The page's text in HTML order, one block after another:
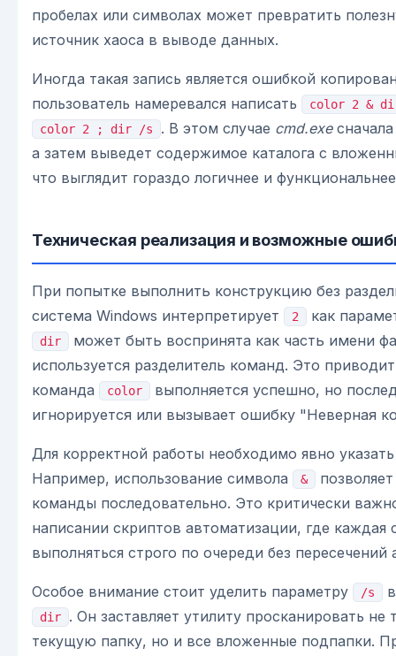
пробелах или символах может превратить
источник хаоса в выводе данных.
Иногда такая запись является ошибкой
пользователь намеревался написать
color 2 &
color 2 ; dir /s
. В этом случае cmd.exe
а затем выведет содержимое каталога с
что выглядит гораздо логичнее и
Техническая реализация и возможные
При попытке выполнить конструкцию без
система Windows интерпретирует
2 как
dir
может быть воспринята как часть имени
используется разделитель команд. Это
команда
color
выполняется успешно, но
игнорируется или вызывает ошибку "Неверная
Для корректной работы необходимо явно
Например, использование символа
&
команды последовательно. Это критически
написании скриптов автоматизации, где каждая
выполняться строго по очереди без пересечений
Особое внимание стоит уделить параметру /s
dir
. Он заставляет утилиту просканировать не
текущую папку, но и все вложенные подпапки.